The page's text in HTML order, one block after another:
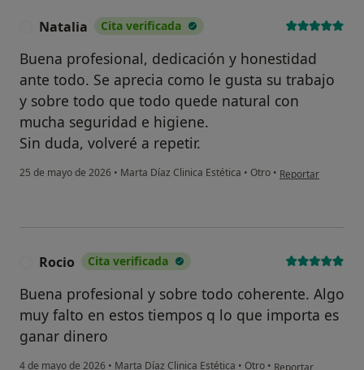
Natalia Cita verificada
Buena profesional, dedicación y honestidad
ante todo. Se aprecia como le gusta su trabajo
y sobre todo que todo quede natural con
mucha seguridad e higiene.
Sin duda, volveré a repetir.
25 de mayo de 2026 • Marta Díaz Clinica Estética • Otro • en opinión del
Reportar
Rocio Cita verificada
Buena profesional y sobre todo coherente. Algo
muy falto en estos tiempos q lo que importa es
ganar dinero
4 de mayo de 2026 • Marta Díaz Clinica Estética • Otro • en opinión del
Reportar